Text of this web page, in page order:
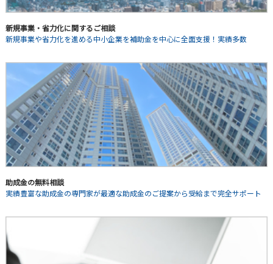
新規事業・省力化に関するご相談
新規事業や省力化を進める中小企業を補助金を中心に全面支援！実績多数
助成金の無料相談
実績豊富な助成金の専門家が最適な助成金のご提案から受給まで完全サポート